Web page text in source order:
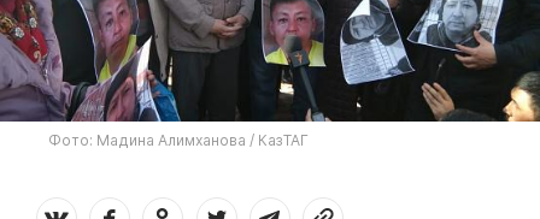
Фото: Мадина Алимханова / КазТАГ